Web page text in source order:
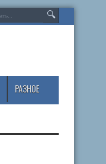
РАЗНОЕ